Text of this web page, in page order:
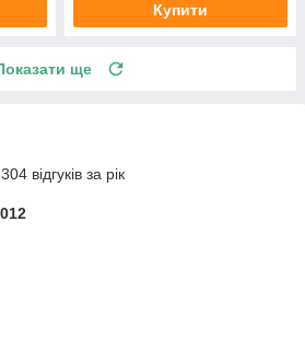
Купити
ще
відгуків за рік